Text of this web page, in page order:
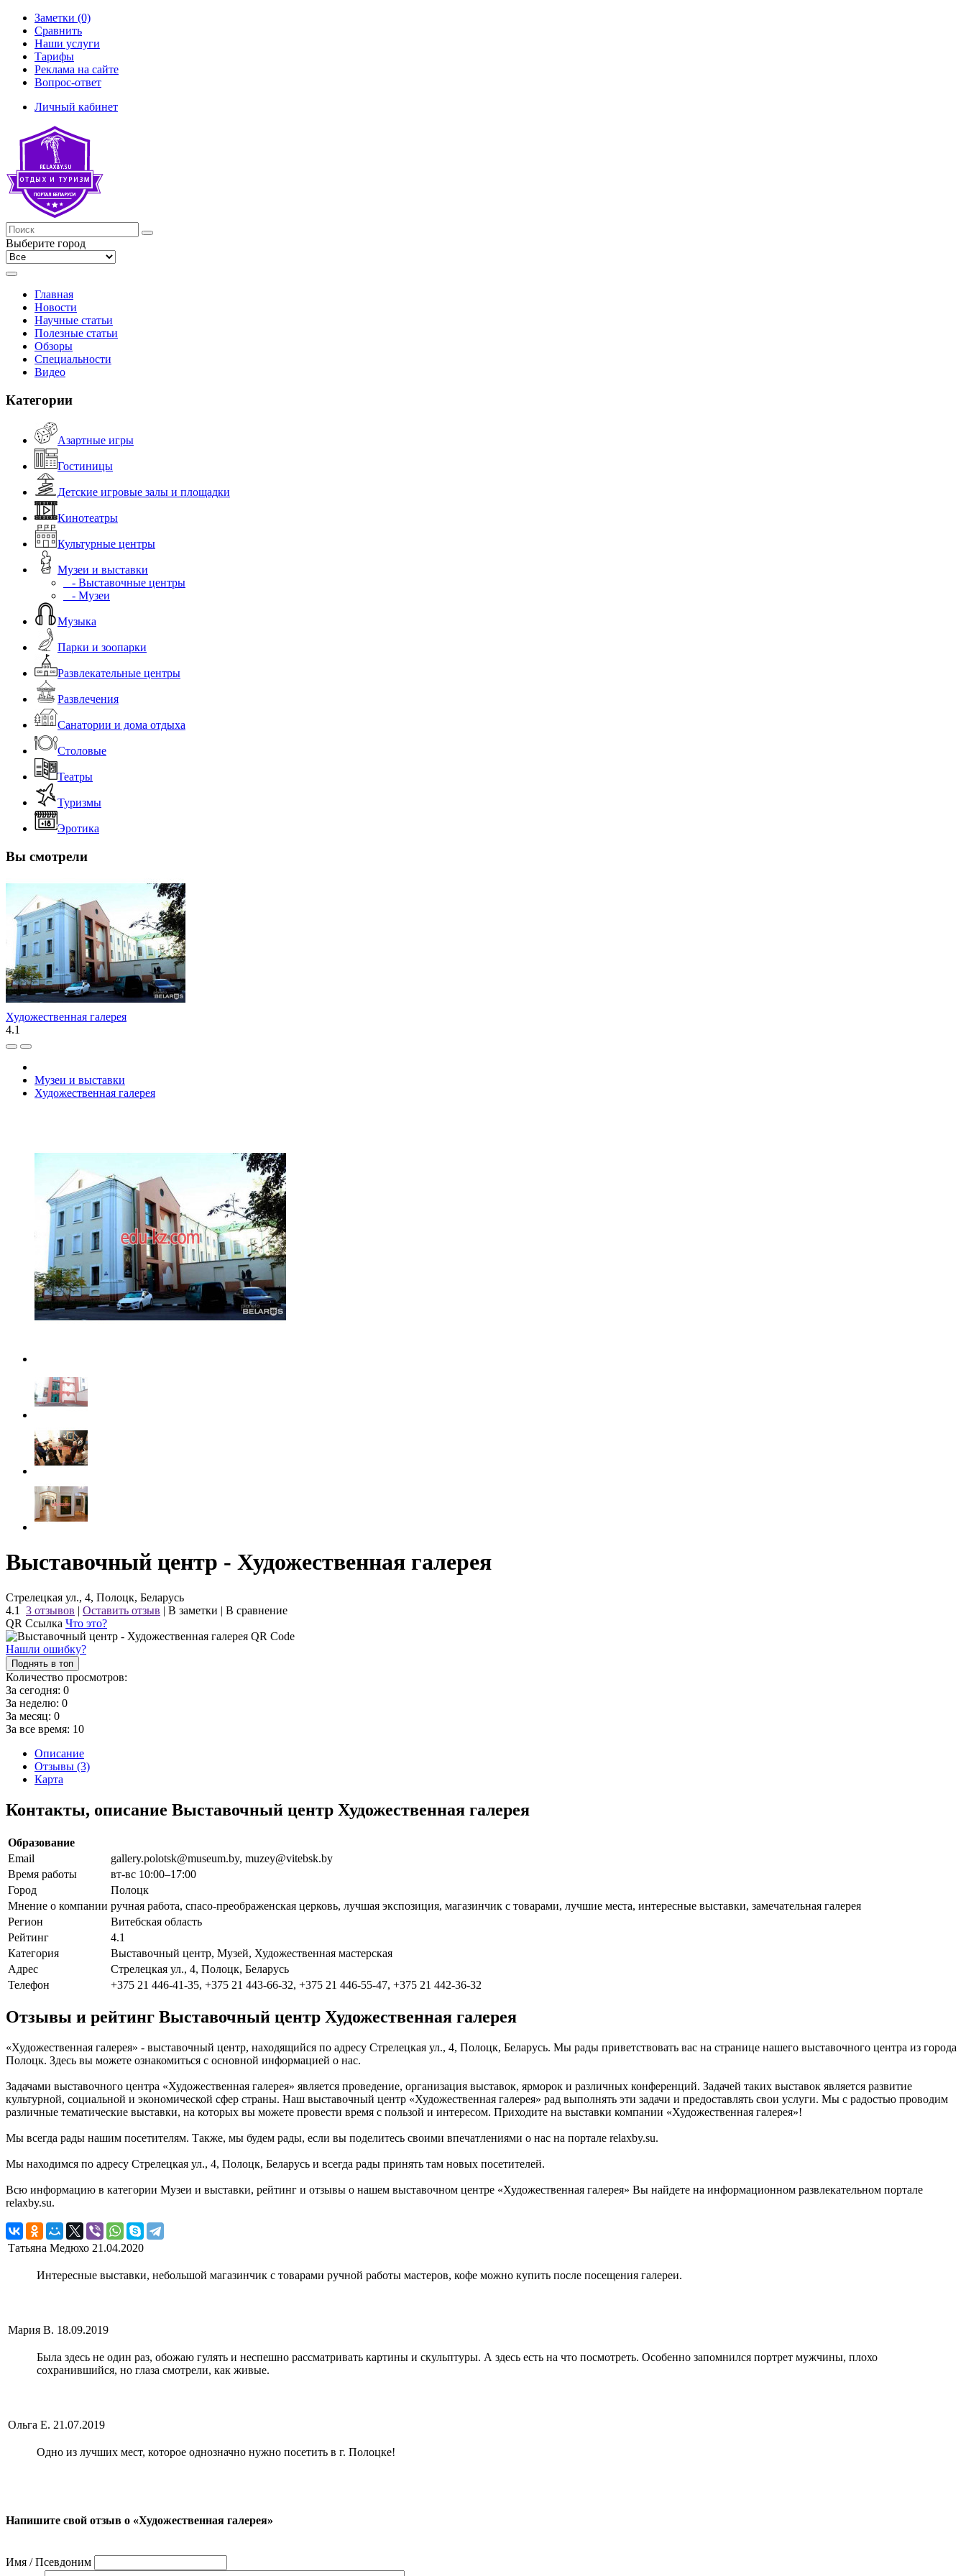
Заметки (0)
Сравнить
Наши услуги
Тарифы
Реклама на сайте
Вопрос-ответ
Личный кабинет
Выберите город
Главная
Новости
Научные статьи
Полезные статьи
Обзоры
Специальности
Видео
Категории
Азартные игры
Гостиницы
Детские игровые залы и площадки
Кинотеатры
Культурные центры
Музеи и выставки
- Выставочные центры
- Музеи
Музыка
Парки и зоопарки
Развлекательные центры
Развлечения
Санатории и дома отдыха
Столовые
Театры
Туризмы
Эротика
Вы смотрели
Художественная галерея
4.1
Музеи и выставки
Художественная галерея
Выставочный центр - Художественная галерея
Стрелецкая ул., 4, Полоцк, Беларусь
4.1
3 отзывов | Оставить отзыв | В заметки | В сравнение
QR Ссылка Что это?
Нашли ошибку?
Поднять в топ
Количество просмотров:
За сегодня: 0
За неделю: 0
За месяц: 0
За все время: 10
Описание
Отзывы (3)
Карта
Контакты, описание Выставочный центр Художественная галерея
Образование
Email
gallery.polotsk@museum.by, muzey@vitebsk.by
Время работы
вт-вс 10:00–17:00
Город
Полоцк
Мнение о компании ручная работа, спасо-преображенская церковь, лучшая экспозиция, магазинчик с товарами, лучшие места, интересные выставки, замечательная галерея
Регион
Витебская область
Рейтинг
4.1
Категория
Выставочный центр, Музей, Художественная мастерская
Адрес
Стрелецкая ул., 4, Полоцк, Беларусь
Телефон
+375 21 446-41-35, +375 21 443-66-32, +375 21 446-55-47, +375 21 442-36-32
Отзывы и рейтинг Выставочный центр Художественная галерея
«Художественная галерея» - выставочный центр, находящийся по адресу Стрелецкая ул., 4, Полоцк, Беларусь. Мы рады приветствовать вас на странице нашего выставочного центра из города
Полоцк. Здесь вы можете ознакомиться с основной информацией о нас.
Задачами выставочного центра «Художественная галерея» является проведение, организация выставок, ярморок и различных конференций. Задачей таких выставок является развитие
культурной, социальной и экономической сфер страны. Наш выставочный центр «Художественная галерея» рад выполнять эти задачи и предоставлять свои услуги. Мы с радостью проводим
различные тематические выставки, на которых вы можете провести время с пользой и интересом. Приходите на выставки компании «Художественная галерея»!
Мы всегда рады нашим посетителям. Также, мы будем рады, если вы поделитесь своими впечатлениями о нас на портале relaxby.su.
Мы находимся по адресу Стрелецкая ул., 4, Полоцк, Беларусь и всегда рады принять там новых посетителей.
Всю информацию в категории Музеи и выставки, рейтинг и отзывы о нашем выставочном центре «Художественная галерея» Вы найдете на информационном развлекательном портале
relaxby.su.
Татьяна Медюхо 21.04.2020
Интересные выставки, небольшой магазинчик с товарами ручной работы мастеров, кофе можно купить после посещения галереи.
Мария В. 18.09.2019
Была здесь не один раз, обожаю гулять и неспешно рассматривать картины и скульптуры. А здесь есть на что посмотреть. Особенно запомнился портрет мужчины, плохо
сохранившийся, но глаза смотрели, как живые.
Ольга Е. 21.07.2019
Одно из лучших мест, которое однозначно нужно посетить в г. Полоцке!
Напишите свой отзыв о «Художественная галерея»
Имя / Псевдоним